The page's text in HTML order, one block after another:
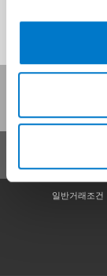
일반거래조건